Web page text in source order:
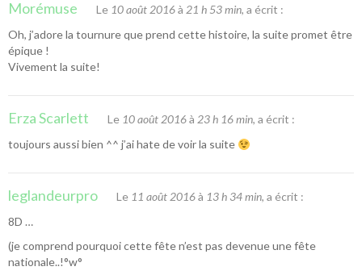
Morémuse Le 10 août 2016à 21 h 53 min, a écrit :
Oh, j’adore la tournure que prend cette histoire, la suite promet être
épique !
Vivement la suite!
Erza Scarlett Le 10 août 2016à 23 h 16 min, a écrit :
toujours aussi bien ^^ j’ai hate de voir la suite
leglandeurpro Le 11 août 2016à 13 h 34 min, a écrit :
8D …
(je comprend pourquoi cette fête n’est pas devenue une fête
nationale..!°w°